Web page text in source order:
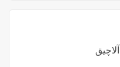
آلاچیق